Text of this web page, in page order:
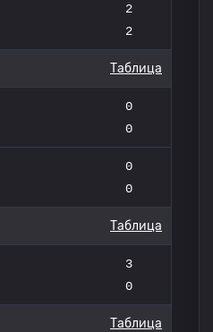
2
2
Таблица
0
0
0
0
Таблица
3
0
Таблица